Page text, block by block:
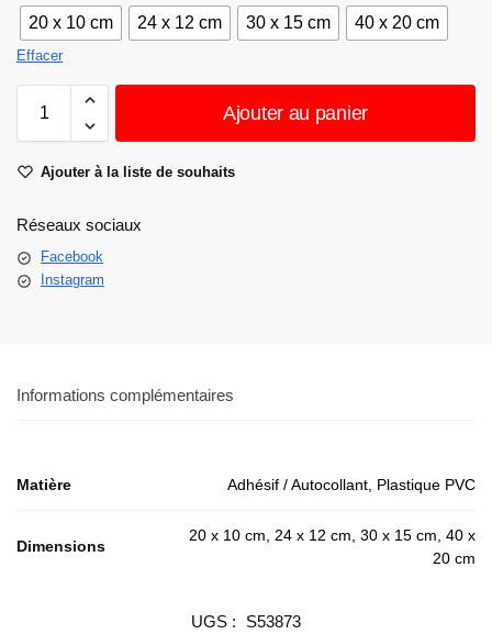
20 x 10 cm 24 x 12 cm 30 x 15 cm 40 x 20 cm
Effacer
Ajouter au panier
Ajouter à la liste de souhaits
Réseaux sociaux
Facebook
Instagram
Informations complémentaires
Matière Adhésif / Autocollant, Plastique PVC
Dimensions
20 x 10 cm, 24 x 12 cm, 30 x 15 cm, 40 x
20 cm
UGS :
S53873